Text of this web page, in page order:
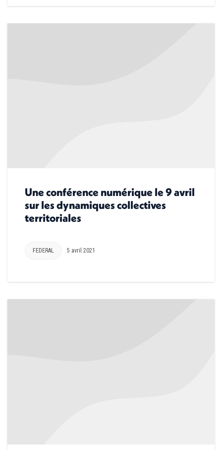
Une conférence numérique le 9 avril
sur les dynamiques collectives
territoriales
FEDERAL 5 avril 2021